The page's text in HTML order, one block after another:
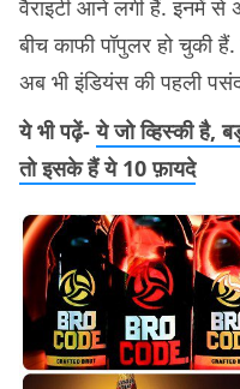
वैराइटी आने लगी हैं. इनमें से
बीच काफी पॉपुलर हो चुकी
अब भी इंडियंस की पहली
ये भी पढ़ें-ये जो व्हिस्की है,
तो इसके हैं ये 10 फ़ायदे